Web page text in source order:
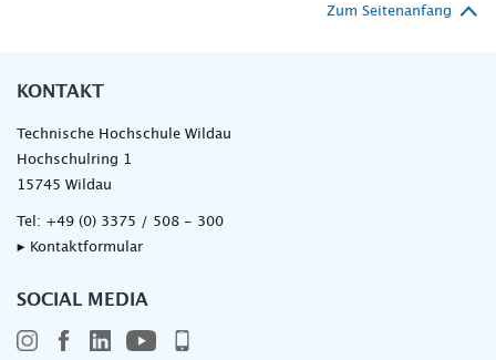
Zum Seitenanfang
KONTAKT
Technische Hochschule Wildau
Hochschulring 1
15745 Wildau
Tel: +49 (0) 3375 / 508 - 300
▸ Kontaktformular
SOCIAL MEDIA